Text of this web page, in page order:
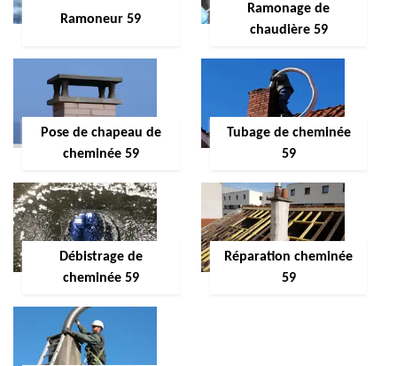
Ramoneur 59
Ramonage de
chaudière 59
Pose de chapeau de
cheminée 59
Tubage de cheminée
59
Débistrage de
cheminée 59
Réparation cheminée
59